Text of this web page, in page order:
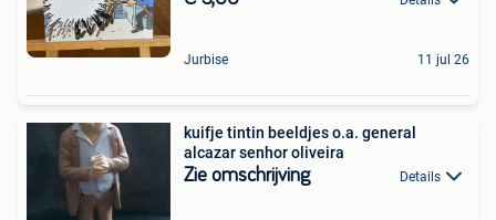
Jurbise 11 jul 26
kuifje tintin beeldjes o.a. general
alcazar senhor oliveira
Zie omschrijving Details